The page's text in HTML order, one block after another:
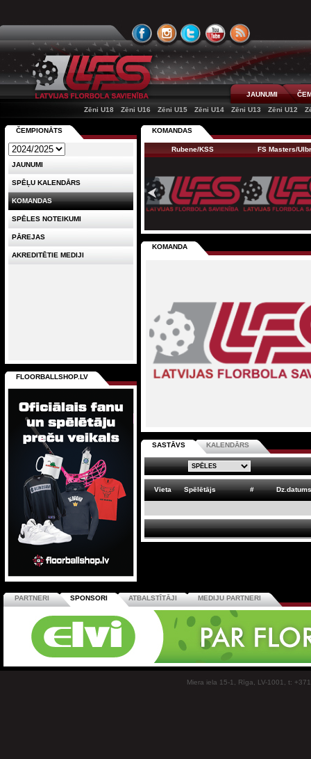
JAUNUMI
Zēni U18
Zēni U16 Zēni U15 Zēni U14 Zēni U13 Zēni U12
KOMANDAS
Rubene/KSS FS Masters/
KOMANDA
SASTĀVS KALENDĀRS
Vieta Spēlētājs # Dz.datums
ČEMPIONĀTS
JAUNUMI
SPĒĻU KALENDĀRS
KOMANDAS
SPĒLES NOTEIKUMI
PĀREJAS
AKREDITĒTIE MEDIJI
FLOORBALLSHOP.LV
PARTNERI SPONSORI ATBALSTĪTĀJI MEDIJU PARTNERI
Miera iela 15-1, Rīga, LV-1001, t: